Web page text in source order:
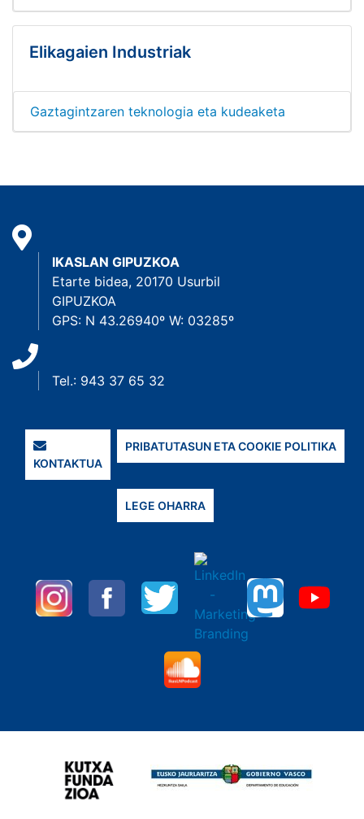
Elikagaien Industriak
Gaztagintzaren teknologia eta kudeaketa
IKASLAN GIPUZKOA
Etarte bidea, 20170 Usurbil
GIPUZKOA
GPS: N 43.26940º W: 03285º
Tel.: 943 37 65 32
KONTAKTUA
PRIBATUTASUN ETA COOKIE POLITIKA
LEGE OHARRA